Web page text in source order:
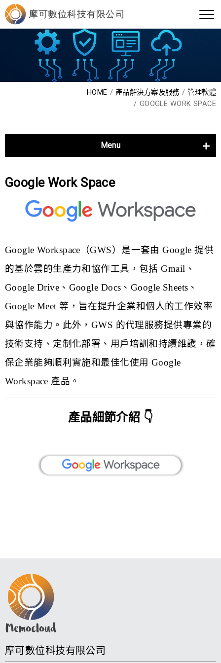
HOME 產品解決方案及服務
管理軟體
GOOGLE WORK SPACE
Menu
專案管理系統
碳盤查 isNet0
Google Work Space
資訊防護
雲+地服務
Asana
InTimeSec
IT 委外/建置
【更新資訊】
Google Work Space
Google Workspace （GWS）是一套由Google提供
的基於雲的生產力和協作工具，包括Gmail 、
Google Drive 、 Google Docs 、 Google Sheets 、
Google Meet 等，旨在提升企業和個人的工作效率
與協作能力。此外， GWS 的代理服務提供專業的
技術支持、定制化部署、用戶培訓和持續維護，確
保企業能夠順利實施和最佳化使用 Google
Workspace 產品。
產品細節介紹 👇
摩可數位科技有限公司